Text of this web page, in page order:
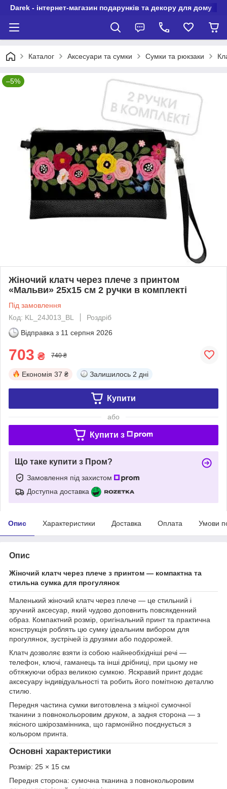
Darek - інтернет-магазин подарунків та декору для дому
Каталог Аксесуари та сумки Сумки та рюкзаки
–5%
Жіночий клатч через плече з принтом
«Мальви» 25х15 см 2 ручки в комплекті
Під замовлення
Код: KL_24J013_BL
Роздріб
Відправка з 11 серпня 2026
703 ₴ 740 ₴
Економія 37 ₴ Залишилось 2 дні
Купити
або
Купити з
Що таке купити з Пром?
Замовлення під захистом
Доступна доставка
Опис Характеристики Доставка Оплата Умови
Опис
Жіночий клатч через плече з принтом — компактна та
стильна сумка для прогулянок
Маленький жіночий клатч через плече — це стильний і
зручний аксесуар, який чудово доповнить повсякденний
образ. Компактний розмір, оригінальний принт та практична
конструкція роблять цю сумку ідеальним вибором для
прогулянок, зустрічей із друзями або подорожей.
Клатч дозволяє взяти із собою найнеобхідніші речі —
телефон, ключі, гаманець та інші дрібниці, при цьому не
обтяжуючи образ великою сумкою. Яскравий принт додає
аксесуару індивідуальності та робить його помітною деталлю
стилю.
Передня частина сумки виготовлена з міцної сумочної
тканини з повнокольоровим друком, а задня сторона — з
якісного шкірозамінника, що гармонійно поєднується з
кольором принта.
Основні характеристики
Розмір: 25 × 15 см
Передня сторона: сумочна тканина з повнокольоровим